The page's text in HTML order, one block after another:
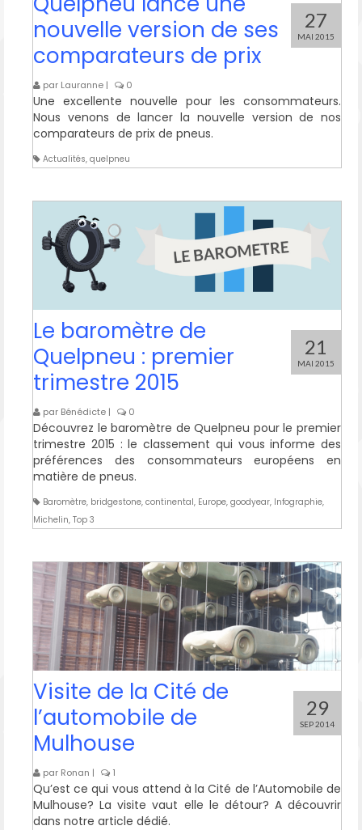
27
MAI 2015
nouvelle version de ses
comparateurs de prix
par Lauranne | 0
Une excellente nouvelle pour les consommateurs.
Nous venons de lancer la nouvelle version de nos
comparateurs de prix de pneus.
Actualités, quelpneu
21
MAI 2015
Le baromètre de
Quelpneu : premier
trimestre 2015
par Bénédicte | 0
Découvrez le baromètre de Quelpneu pour le premier
trimestre 2015 : le classement qui vous informe des
préférences des consommateurs européens en
matière de pneus.
Baromètre, bridgestone, continental, Europe, goodyear, Infographie,
Michelin, Top 3
29
SEP 2014
Visite de la Cité de
l’automobile de
Mulhouse
par Ronan | 1
Qu’est ce qui vous attend à la Cité de l’Automobile de
Mulhouse? La visite vaut elle le détour? A découvrir
dans notre article dédié.